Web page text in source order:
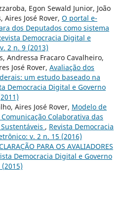
Egon Sewald Junior, João
Aires José Rover, O portal e-
dos Deputados como sistema
Democracia Digital e
2 n. 9 (2013)
Andressa Fracaro Cavalheiro,
José Rover, Avaliação dos
um estudo baseado na
Democracia Digital e Governo
Aires José Rover, Modelo de
Colaborativa das
, Revista Democracia
v. 2 n. 15 (2016)
PARA OS AVALIADORES
Democracia Digital e Governo